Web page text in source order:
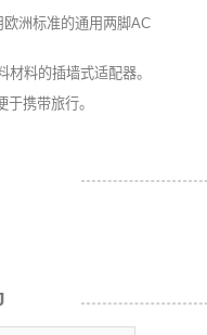
洲标准的通用两脚AC
料的插墙式适配器。
携带旅行。